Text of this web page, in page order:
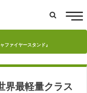
ファイヤースタンド』
界最軽量クラス